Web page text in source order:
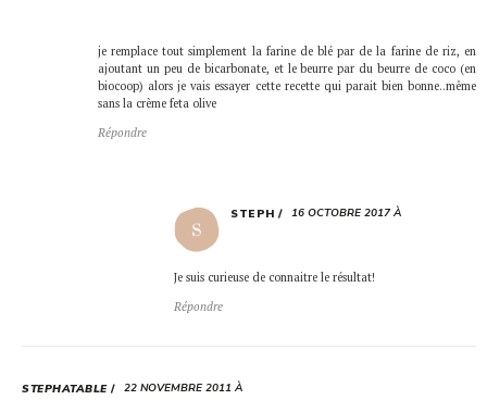
je remplace tout simplement la farine de blé par de la farine de riz, en
ajoutant un peu de bicarbonate, et le beurre par du beurre de coco (en
biocoop) alors je vais essayer cette recette qui parait bien bonne..même
sans la crème feta olive
Répondre
STEPH 16 OCTOBRE 2017 À
Je suis curieuse de connaitre le résultat!
Répondre
STEPHATABLE 22 NOVEMBRE 2011 À